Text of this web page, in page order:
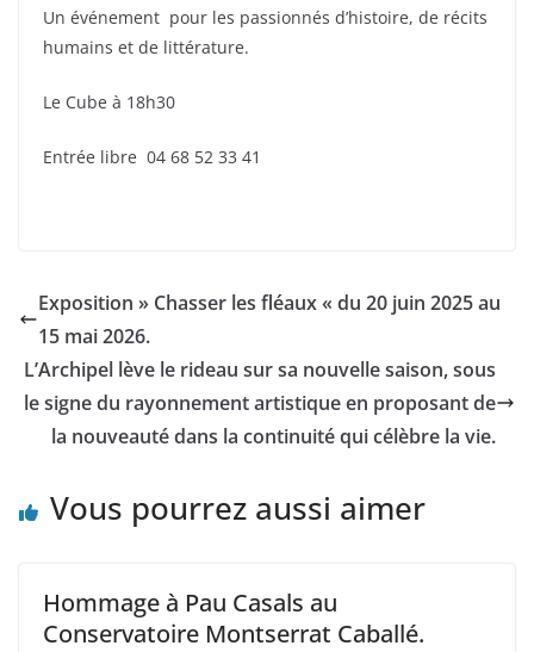
Un événement pour les passionnés d’histoire, de récits
humains et de littérature.
Le Cube à 18h30
Entrée libre 04 68 52 33 41
Exposition » Chasser les fléaux « du 20 juin 2025 au
15 mai 2026.
L’Archipel lève le rideau sur sa nouvelle saison, sous
le signe du rayonnement artistique en proposant de
la nouveauté dans la continuité qui célèbre la vie.
Vous pourrez aussi aimer
Hommage à Pau Casals au
Conservatoire Montserrat Caballé.